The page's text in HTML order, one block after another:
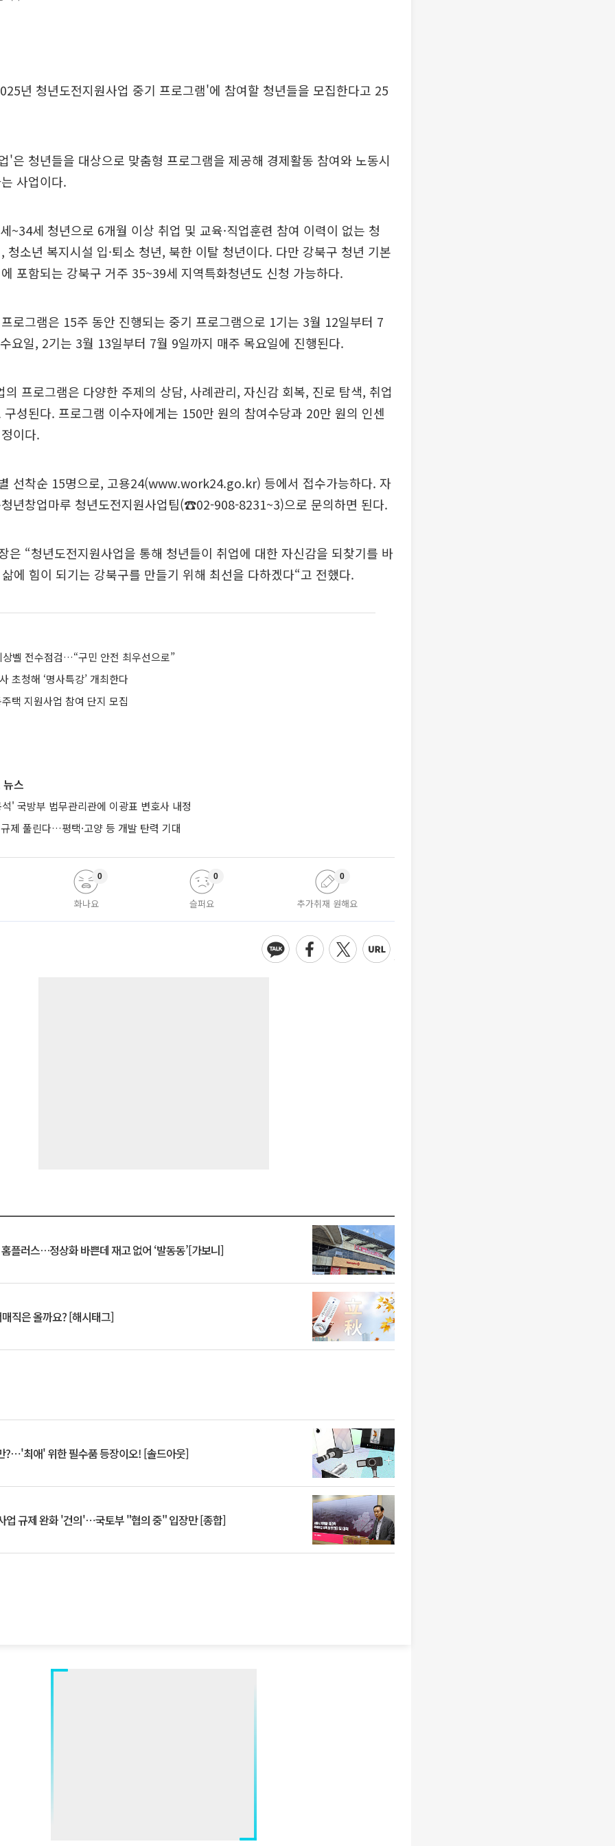
년 청년도전지원사업 중기 프로그램'에 참여할 청년들을 모집한다고 25
'은 청년들을 대상으로 맞춤형 프로그램을 제공해 경제활동 참여와 노동시
사업이다.
~34세 청년으로 6개월 이상 취업 및 교육·직업훈련 참여 이력이 없는 청
청소년 복지시설 입·퇴소 청년, 북한 이탈 청년이다. 다만 강북구 청년 기본
포함되는 강북구 거주 35~39세 지역특화청년도 신청 가능하다.
로그램은 15주 동안 진행되는 중기 프로그램으로 1기는 3월 12일부터 7
요일, 2기는 3월 13일부터 7월 9일까지 매주 목요일에 진행된다.
의 프로그램은 다양한 주제의 상담, 사례관리, 자신감 회복, 진로 탐색, 취업
성된다. 프로그램 이수자에게는 150만 원의 참여수당과 20만 원의 인센
이다.
선착순 15명으로, 고용24(www.work24.go.kr) 등에서 접수가능하다. 자
년창업마루 청년도전지원사업팀(☎02-908-8231~3)으로 문의하면 된다.
은 “청년도전지원사업을 통해 청년들이 취업에 대한 자신감을 되찾기를 바
에 힘이 되기는 강북구를 만들기 위해 최선을 다하겠다“고 전했다.
벨 전수점검…“구민 안전 최우선으로”
초청해 ‘명사특강’ 개최한다
택 지원사업 참여 단지 모집
스
' 국방부 법무관리관에 이광표 변호사 내정
제 풀린다…평택·고양 등 개발 탄력 기대
화나요
0
슬퍼요
0
추가취재 원해요
0
플러스…정상화 바쁜데 재고 없어 ‘발동동’[가보니]
직은 올까요? [해시태그]
?⋯'최애' 위한 필수품 등장이오! [솔드아웃]
업 규제 완화 '건의'⋯국토부 "협의 중" 입장만 [종합]